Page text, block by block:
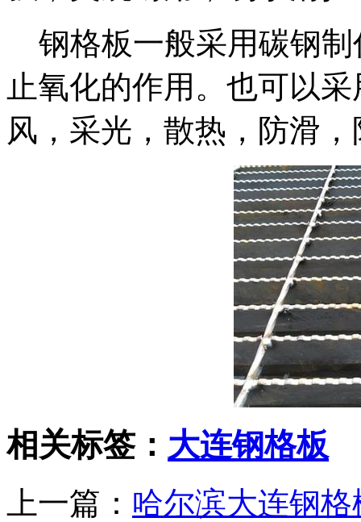
钢格板一般采用碳钢制
止氧化的作用。也可以
风，采光，散热，防滑
相关标签： 大连钢格板
上一篇： 哈尔滨大连钢格